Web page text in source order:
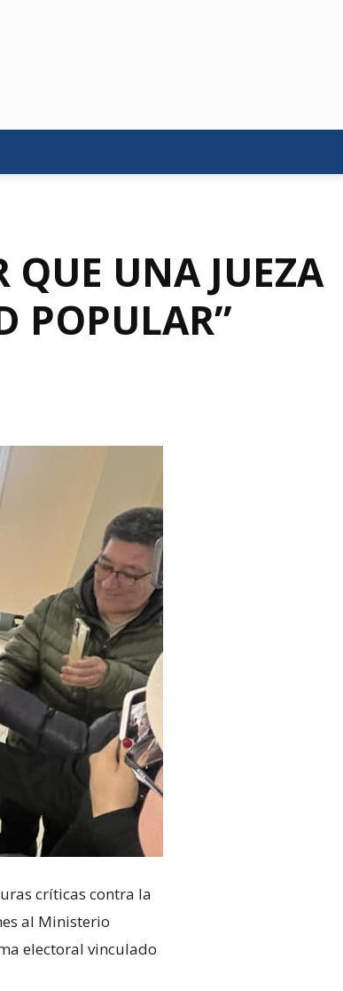
UNA JUEZA
POPULAR”
críticas contra la
al Ministerio
electoral vinculado